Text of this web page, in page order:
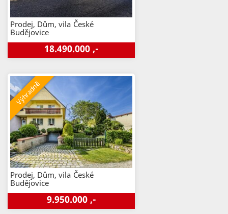
Prodej, Dům, vila České
Budějovice
18.490.000 ,-
Prodej, Dům, vila České
Budějovice
9.950.000 ,-